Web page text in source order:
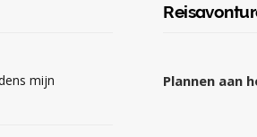
mijn
Plannen aan